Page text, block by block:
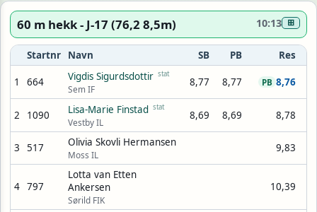
60 m hekk - J-17 (76,2 8,5m) 10:13 ⊞
Startnr Navn SB PB Res
1 664 Vigdis Sigurdsdottir stat
Sem IF
8,77 8,77 8,76
PB
2 1090 Lisa-Marie Finstad stat
Vestby IL
8,69 8,69 8,78
3 517 Olivia Skovli Hermansen
Moss IL
9,83
4 797
Lotta van Etten
Ankersen
Sørild FIK
10,39